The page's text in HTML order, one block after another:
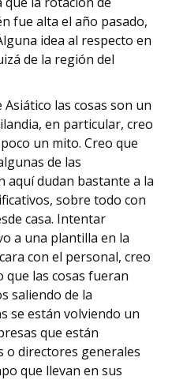
fue alta el año pasado,
idea al respecto en
de la región del
las cosas son un
en particular, creo
un mito. Creo que
de las
aquí dudan bastante a la
sobre todo con
casa. Intentar
a una plantilla en la
con el personal, creo
que las cosas fueran
saliendo de la
se están volviendo un
que están
o directores generales
que llevan en sus